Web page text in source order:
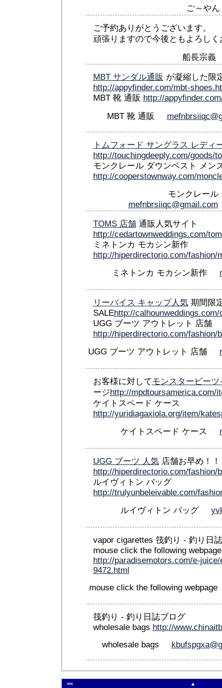
ご～や
ご予約ありがとうございます。
頑張りますので今後ともよろし
船長宗
MBT サンダル通販 が凝縮した限
http://appyfinder.com/mbt-
MBT 靴 通販 http://
MBT 靴 通販
トムフォード サングラス レディ
http://touchingdeeply.com/goods/
モンクレール ダウンベスト メン
http://cooperstownway.com/
モンクレー
mefnbrsiiqc@gmail.com
TOMS 店舗通販人気サイト
http://cedartownweddings.com/
ミネトンカ モカシン新作
http://hiperdirectorio.com/fashion/
ミネトンカ モカシン新作
リーバイス キャップ人気期間限
SALEhttp://
UGG ブーツ アウトレット 店舗
http://hiperdirectorio.com/fashion/
UGG ブーツ アウトレット 店舗
お客様に対してモンスタービーツ
ージhttp://mpdtoursamerica.com/
ケイトスペード ケース
http://yuridiagaxiola.org/item/
ケイトスペード ケース
UGG ブーツ 人気店舗お早め！！
http://hiperdirectorio.com/fashion/
ルイヴィトン バッグ
http://trulyunbeleivable.com/
ルイヴィトン バッグ
vapor cigarettes 筏釣り - 釣り日
mouse click the following webpage
http://paradisemotors.com/e-
9472.html
mouse click the following
筏釣り - 釣り日誌ブログ
wholesale bags http://
wholesale bags
<< ▲